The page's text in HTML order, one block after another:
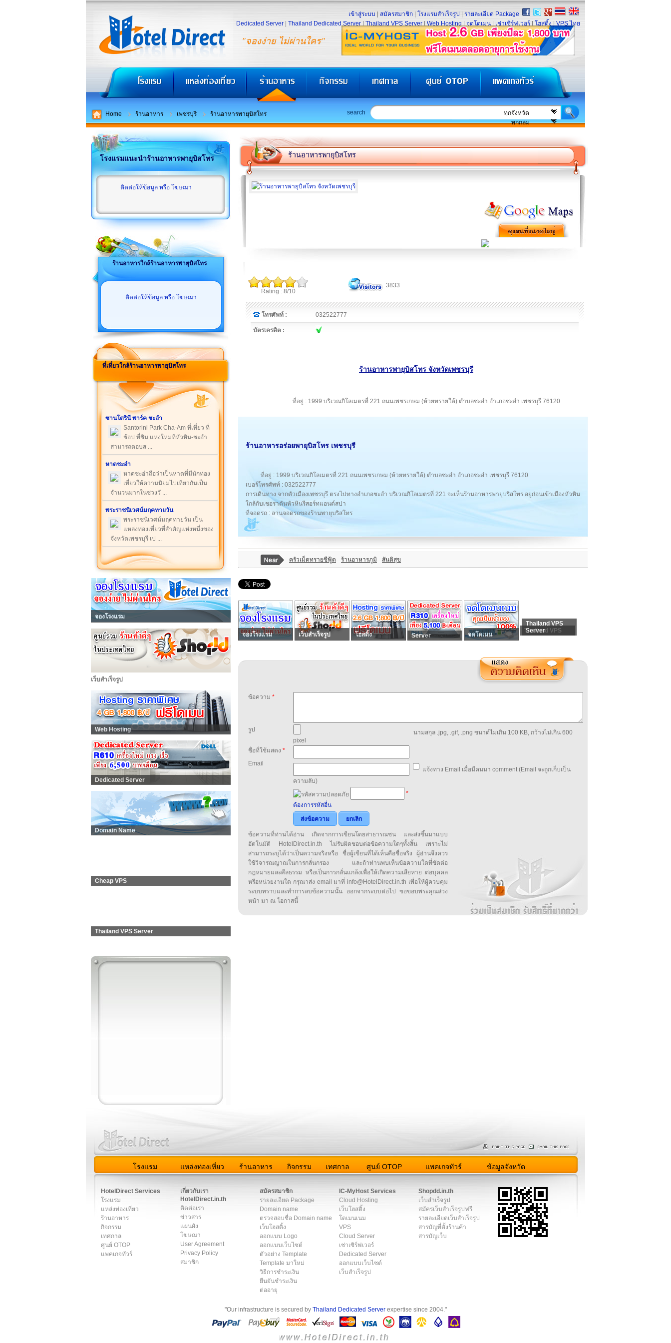
"จองง่าย ไม่ผ่านใคร"
เข้าสู่ระบบ สมัครสมาชิก โรงแรมสำเร็จรูป
รายละเอียด Package
Dedicated Server
Thailand Dedicated Server Thailand VPS Server Web Hosting จดโดเมน เช่าเซิร์ฟเวอร์ โฮสติ้ง VPS ไทย
Home ร้านอาหาร เพชรบุรี ร้านอาหารพายุบิสโทร search
โรงแรมแนะนำร้านอาหารพายุบิสโทร
ติดต่อให้ข้อมูล หรือ โฆษณา
ร้านอาหารใกล้ร้านอาหารพายุบิสโทร
ติดต่อให้ข้อมูล หรือ โฆษณา
ที่เที่ยวใกล้ร้านอาหารพายุบิสโทร
ซานโตรินี พาร์ค ชะอำ
Santorini Park Cha-Am ที่เที่ยว ที่
ช้อป ที่ชิม แห่งใหม่ที่หัวหิน-ชะอำ
สามารถตอบส ...
หาดชะอำ
หาดชะอำถือว่าเป็นหาดที่มีนักท่อง
เที่ยวให้ความนิยมไปเที่ยวกันเป็น
จำนวนมากในช่วงวั ...
พระราชนิเวศน์มฤคทายวัน
พระราชนิเวศน์มฤคทายวัน เป็น
แหล่งท่องเที่ยวที่สำคัญแห่งหนึ่งของ
จังหวัดเพชรบุรี เป ...
จองโรงแรม
เว็บสำเร็จรูป
Web Hosting
Dedicated Server
Domain Name
Cheap VPS
Thailand VPS Server
ร้านอาหารพายุบิสโทร
Rating : 8/10
3833
โทรศัพท์ : 032522777
บัตรเครดิต :
ร้านอาหารพายุบิสโทร จังหวัดเพชรบุรี
ที่อยู่ : 1999 บริเวณกิโลเมตรที่ 221 ถนนเพชรเกษม (ห้วยทรายใต้) ตำบลชะอำ อำเภอชะอำ เพชรบุรี 76120
ร้านอาหารอร่อยพายุบิสโทร เพชรบุรี
ที่อยู่ : 1999 บริเวณกิโลเมตรที่ 221 ถนนเพชรเกษม (ห้วยทรายใต้) ตำบลชะอำ อำเภอชะอำ เพชรบุรี 76120
เบอร์โทรศัพท์ : 032522777
การเดินทาง จากตัวเมืองเพชรบุรี ตรงไปทางอำเภอชะอำ บริเวณกิโลเมตรที่ 221 จะเห็นร้านอาหารพายุบริสโทร อยู่ก่อนเข้าเมืองหัวหิน
ใกล้กับเชอราตันหัวหินรีสอร์ทแอนด์สปา
ที่จอดรถ : ลานจอดรถของร้านพายุบริสโทร
ครัวเม็ดทรายซีฟู้ด ร้านอาหารภูมิ สันติสุข
จองโรงแรม เว็บสำเร็จรูป โฮสติ้ง Server จดโดเมน
Thailand VPS
Thailand VPS
Server
ข้อความ *
รูป
นามสกุล .jpg, .gif, .png ขนาด์ไม่เกิน 100 KB, กว้างไม่เกิน 600
pixel
ชื่อที่ใช้แสดง *
Email
แจ้งทาง Email เมื่อมีคนมา comment (Email จะถูกเก็บเป็น
ความลับ)
*
ต้องการรหัสอื่น
ส่งข้อความ
ยกเลิก
ข้อความที่ท่านได้อ่าน เกิดจากการเขียนโดยสาธารณชน และส่งขึ้นมาแบบ
อัตโนมัติ HotelDirect.in.th ไม่รับผิดชอบต่อข้อความใดๆทั้งสิ้น เพราะไม่
สามารถระบุได้ว่าเป็นความจริงหรือ ชื่อผู้เขียนที่ได้เห็นคือชื่อจริง ผู้อ่านจึงควร
ใช้วิจารณญาณในการกลั่นกรอง และถ้าท่านพบเห็นข้อความใดที่ขัดต่อ
กฎหมายและศีลธรรม หรือเป็นการกลั่นแกล้งเพื่อให้เกิดความเสียหาย ต่อบุคคล
หรือหน่วยงานใด กรุณาส่ง email มาที่ info@HotelDirect.in.th เพื่อให้ผู้ควบคุม
ระบบทราบและทำการลบข้อความนั้น ออกจากระบบต่อไป ขอขอบพระคุณล่วง
หน้า มา ณ โอกาสนี้
โรงแรม แหล่งท่องเที่ยว ร้านอาหาร กิจกรรม เทศกาล ศูนย์ OTOP แพคเกจทัวร์ ข้อมูลจังหวัด
HotelDirect Services
โรงแรม
แหล่งท่องเที่ยว
ร้านอาหาร
กิจกรรม
เทศกาล
ศูนย์ OTOP
แพคเกจทัวร์
เกี่ยวกับเรา
HotelDirect.in.th
ติดต่อเรา
ข่าวสาร
แผนผัง
โฆษณา
User Agreement
Privacy Policy
สมาชิก
สมัครสมาชิก
รายละเอียด Package
Domain name
ตรวจสอบชื่อ Domain name
เว็บโฮสติ้ง
ออกแบบ Logo
ออกแบบเว็บไซต์
ตัวอย่าง Template
Template มาใหม่
วิธีการชำระเงิน
ยืนยันชำระเงิน
ต่ออายุ
IC-MyHost Services
Cloud Hosting
เว็บโฮสติ้ง
โดเมนเนม
VPS
Cloud Server
เช่าเซิร์ฟเวอร์
Dedicated Server
ออกแบบเว็บไซต์
เว็บสำเร็จรูป
Shopdd.in.th
เว็บสำเร็จรูป
สมัครเว็บสำเร็จรูปฟรี
รายละเอียดเว็บสำเร็จรูป
สารบัญที่ตั้งร้านค้า
สารบัญเว็บ
"Our infrastructure is secured by Thailand Dedicated Serverexpertise since 2004."